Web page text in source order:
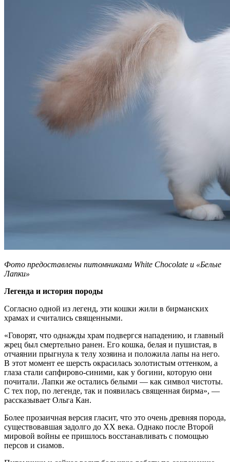
Фото предоставлены питомниками White Chocolate и «Белые
Лапки»
Легенда и история породы
Согласно одной из легенд, эти кошки жили в бирманских
храмах и считались священными.
«Говорят, что однажды храм подвергся нападению, и главный
жрец был смертельно ранен. Его кошка, белая и пушистая, в
отчаянии прыгнула к телу хозяина и положила лапы на него.
В этот момент ее шерсть окрасилась золотистым оттенком, а
глаза стали сапфирово-синими, как у богини, которую они
почитали. Лапки же остались белыми — как символ чистоты.
С тех пор, по легенде, так и появилась священная бирма», —
рассказывает Ольга Кан.
Более прозаичная версия гласит, что это очень древняя порода,
существовавшая задолго до XX века. Однако после Второй
мировой войны ее пришлось восстанавливать с помощью
персов и сиамов.